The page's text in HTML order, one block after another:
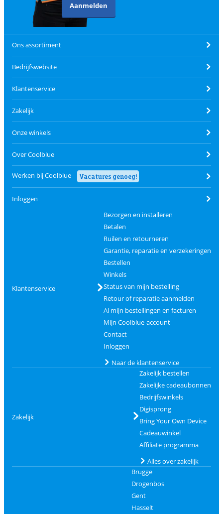
Aanmelden
Ons assortiment
Bedrijfswebsite
Klantenservice
Zakelijk
Onze winkels
Over Coolblue
Werken bij Coolblue Vacatures genoeg!
Inloggen
Klantenservice
Bezorgen en installeren
Betalen
Ruilen en retourneren
Garantie, reparatie en verzekeringen
Bestellen
Winkels
Status van mijn bestelling
Retour of reparatie aanmelden
Al mijn bestellingen en facturen
Mijn Coolblue-account
Contact
Inloggen
Naar de klantenservice
Zakelijk
Zakelijk bestellen
Zakelijke cadeaubonnen
Bedrijfswinkels
Digisprong
Bring Your Own Device
Cadeauwinkel
Affiliate programma
Alles over zakelijk
Brugge
Drogenbos
Gent
Hasselt